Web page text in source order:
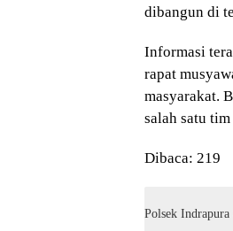
dibangun di
Informasi
rapat
masyarakat.
salah satu
Dibaca: 219
Polsek Indrapura